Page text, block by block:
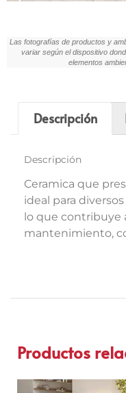
Las fotografías de productos y
variar según el dispositivo
elementos
Descripción
Descripción
Ceramica que
ideal para
lo que contribuye
mantenimiento,
Productos